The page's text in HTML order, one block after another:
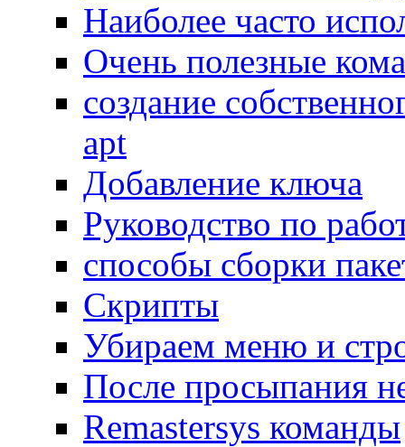
Наиболее часто
Очень полезные
создание
apt
Добавление ключа
Руководство по
способы сборки
Скрипты
Убираем меню и
После просыпания
Remastersys команды